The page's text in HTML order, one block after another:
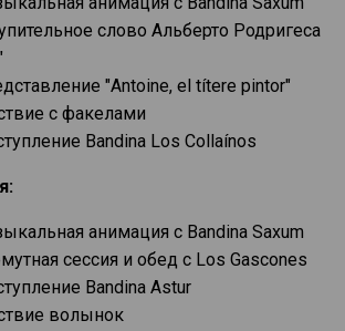
слово Альберто Родригеса
"Antoine, el títere pintor"
с факелами
Bandina Los Collaínos
анимация с Bandina Saxum
сессия и обед с Los Gascones
Bandina Astur
волынок